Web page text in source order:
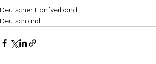
Deutscher Hanfverband
Deutschland